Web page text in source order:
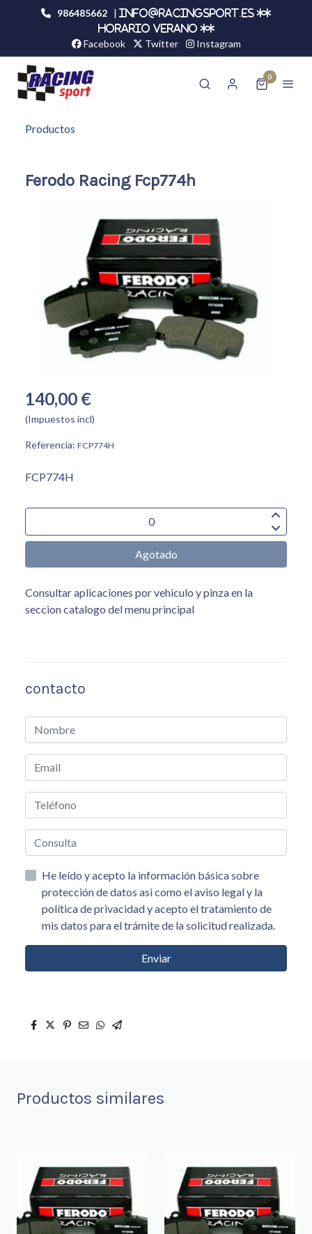
986485662 |
info@racingsport.es **
HORARIO VERANO **
Facebook Twitter Instagram
0
Productos
Ferodo Racing Fcp774h
140,00 €
(Impuestos incl)
Referencia: FCP774H
FCP774H
Agotado
Consultar aplicaciones por vehiculo y pinza en la
seccion catalogo del menu principal
contacto
He leído y acepto la información básica sobre
protección de datos asi como el aviso legal y la
política de privacidad y acepto el tratamiento de
mis datos para el trámite de la solicitud realizada.
Enviar
Productos similares